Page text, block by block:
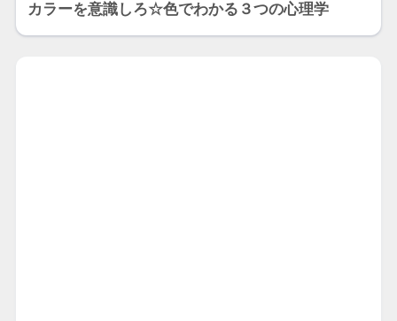
カラーを意識しろ☆色でわかる３つの心理学